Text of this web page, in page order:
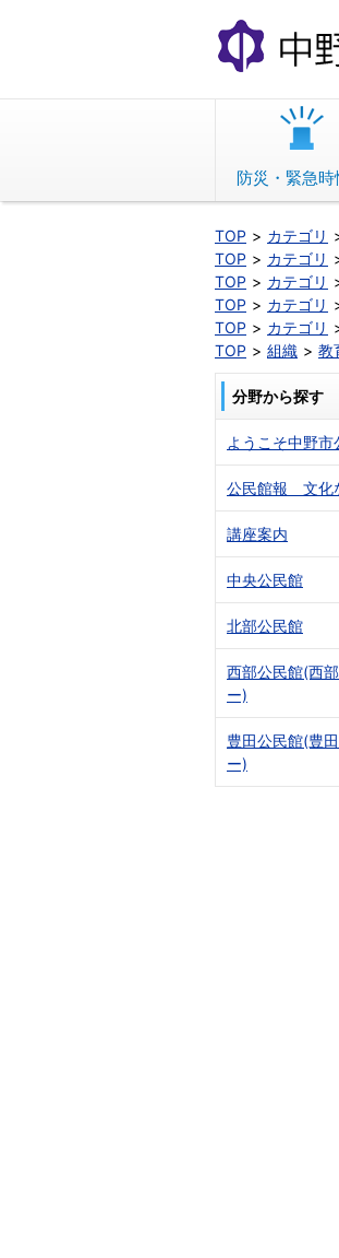
文
へ
動
防災・緊急時
TOP カテゴリ
TOP
カテゴリ
TOP
カテゴリ
TOP
カテゴリ
TOP
カテゴリ
TOP
組織 教
分野から探す
ようこそ中野市
公民館報 文化
講座案内
中央公民館
北部公民館
西部公民館(西
ー)
豊田公民館(豊
ー)